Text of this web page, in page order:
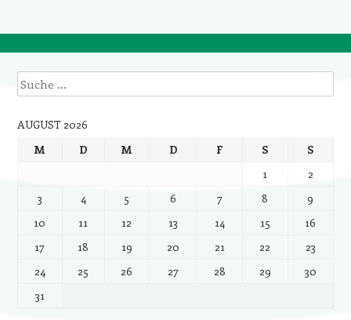
Suche
AUGUST 2026
M
D M D F S
S
1
2
3
4 5 6 7 8
9
10
11 12 13 14 15
16
17
18 19 20 21 22
23
24
25 26 27 28 29
30
31